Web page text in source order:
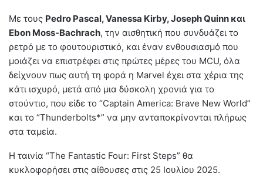
Με τους Pedro Pascal, Vanessa Kirby, Joseph Quinn και
Ebon Moss-Bachrach, την αισθητική που συνδυάζει το
ρετρό με το φουτουριστικό, και έναν ενθουσιασμό που
μοιάζει να επιστρέφει στις πρώτες μέρες του MCU, όλα
δείχνουν πως αυτή τη φορά η Marvel έχει στα χέρια της
κάτι ισχυρό, μετά από μια δύσκολη χρονιά για το
στούντιο, που είδε το “Captain America: Brave New World”
και το “Thunderbolts*” να μην ανταποκρίνονται πλήρως
στα ταμεία.
Η ταινία “The Fantastic Four: First Steps” θα
κυκλοφορήσει στις αίθουσες στις 25 Ιουλίου 2025.